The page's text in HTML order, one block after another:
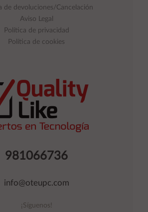
981066736
info@oteupc.com
¡Síguenos!
de devoluciones/Cancelación
Aviso Legal
Política de privacidad
Política de cookies